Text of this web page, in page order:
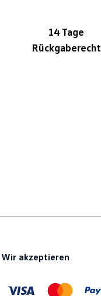
14 Tage
Rückgaberecht
Wir akzeptieren